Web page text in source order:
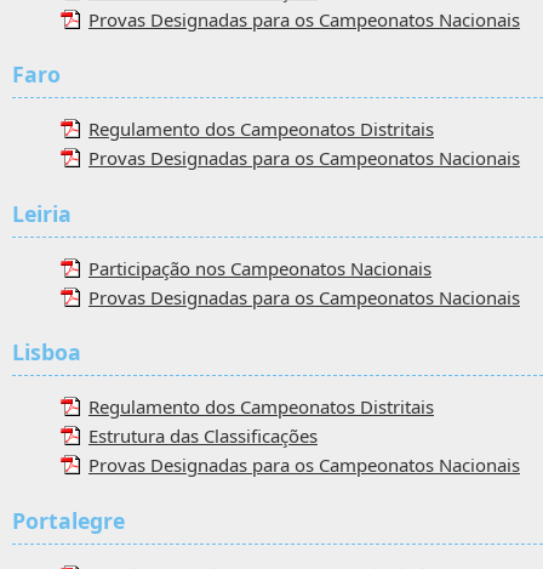
Provas Designadas para os Campeonatos Nacionais
Faro
Regulamento dos Campeonatos Distritais
Provas Designadas para os Campeonatos Nacionais
Leiria
Participação nos Campeonatos Nacionais
Provas Designadas para os Campeonatos Nacionais
Lisboa
Regulamento dos Campeonatos Distritais
Estrutura das Classificações
Provas Designadas para os Campeonatos Nacionais
Portalegre